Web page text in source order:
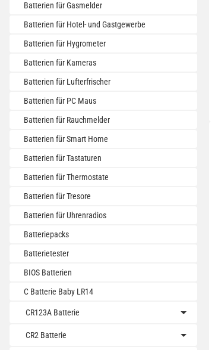
Batterien für Gasmelder
Batterien für Hotel- und Gastgewerbe
Batterien für Hygrometer
Batterien für Kameras
Batterien für Lufterfrischer
Batterien für PC Maus
Batterien für Rauchmelder
Batterien für Smart Home
Batterien für Tastaturen
Batterien für Thermostate
Batterien für Tresore
Batterien für Uhrenradios
Batteriepacks
Batterietester
BIOS Batterien
C Batterie Baby LR14
CR123A Batterie
CR2 Batterie